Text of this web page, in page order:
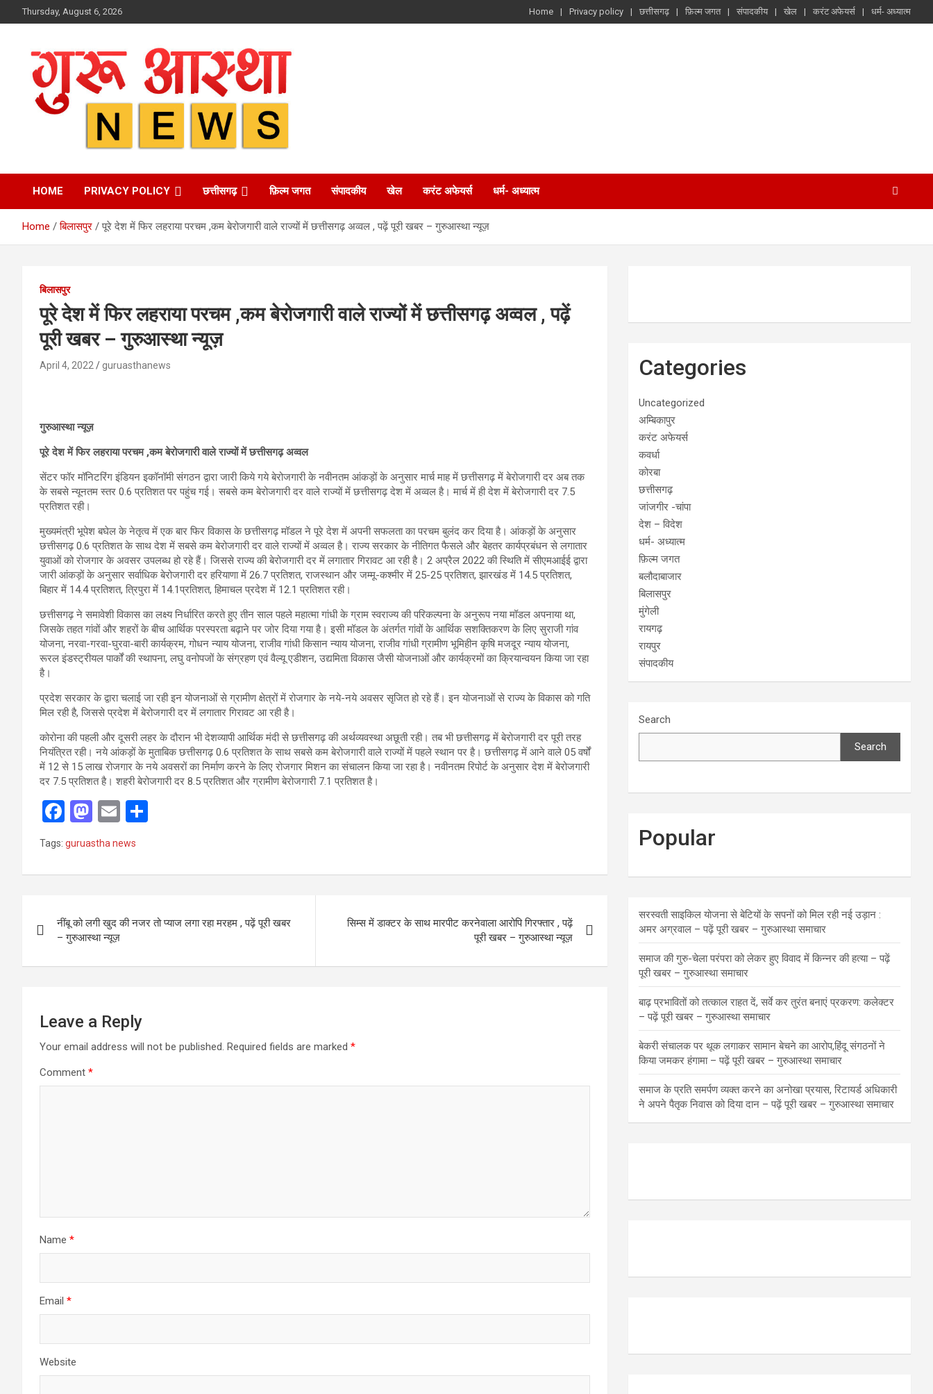
to
Thursday, August 6, 2026 Home Privacy policy छत्तीसगढ़ फ़िल्म जगत संपादकीय खेल करंट अफेयर्स धर्म- अध्यात्म
HOME PRIVACY POLICY छत्तीसगढ़ फ़िल्म जगत संपादकीय खेल करंट अफेयर्स धर्म- अध्यात्म
Home बिलासपुर पूरे देश में फिर लहराया परचम ,कम बेरोजगारी वाले राज्यों में छत्तीसगढ़ अव्वल , पढ़ें पूरी खबर – गुरुआस्था न्यूज़
बिलासपुर
पूरे देश में फिर लहराया परचम ,कम बेरोजगारी वाले राज्यों में छत्तीसगढ़ अव्वल , पढ़ें
पूरी खबर – गुरुआस्था न्यूज़
April 4, 2022 guruasthanews
गुरुआस्था न्यूज़
पूरे देश में फिर लहराया परचम ,कम बेरोजगारी वाले राज्यों में छत्तीसगढ़ अव्वल
सेंटर फॉर मॉनिटरिंग इंडियन इकॉनॉमी संगठन द्वारा जारी किये गये बेरोजगारी के नवीनतम आंकड़ों के अनुसार मार्च माह में छत्तीसगढ़ में बेरोजगारी दर अब तक
के सबसे न्यूनतम स्तर 0.6 प्रतिशत पर पहुंच गई। सबसे कम बेरोजगारी दर वाले राज्यों में छत्तीसगढ़ देश में अव्वल है। मार्च में ही देश में बेरोजगारी दर 7.5
प्रतिशत रही।
मुख्यमंत्री भूपेश बघेल के नेतृत्व में एक बार फिर विकास के छत्तीसगढ़ मॉडल ने पूरे देश में अपनी सफलता का परचम बुलंद कर दिया है। आंकड़ों के अनुसार
छत्तीसगढ़ 0.6 प्रतिशत के साथ देश में सबसे कम बेरोजगारी दर वाले राज्यों में अव्वल है। राज्य सरकार के नीतिगत फैसले और बेहतर कार्यप्रबंधन से लगातार
युवाओं को रोजगार के अवसर उपलब्ध हो रहे हैं। जिससे राज्य की बेरोजगारी दर में लगातार गिरावट आ रही है। 2 अप्रैल 2022 की स्थिति में सीएमआईई द्वारा
जारी आंकड़ों के अनुसार सर्वाधिक बेरोजगारी दर हरियाणा में 26.7 प्रतिशत, राजस्थान और जम्मू-कश्मीर में 25-25 प्रतिशत, झारखंड में 14.5 प्रतिशत,
बिहार में 14.4 प्रतिशत, त्रिपुरा में 14.1प्रतिशत, हिमाचल प्रदेश में 12.1 प्रतिशत रही।
छत्तीसगढ़ ने समावेशी विकास का लक्ष्य निर्धारित करते हुए तीन साल पहले महात्मा गांधी के ग्राम स्वराज्य की परिकल्पना के अनुरूप नया मॉडल अपनाया था,
जिसके तहत गांवों और शहरों के बीच आर्थिक परस्परता बढ़ाने पर जोर दिया गया है। इसी मॉडल के अंतर्गत गांवों के आर्थिक सशक्तिकरण के लिए सुराजी गांव
योजना, नरवा-गरवा-घुरवा-बारी कार्यक्रम, गोधन न्याय योजना, राजीव गांधी किसान न्याय योजना, राजीव गांधी ग्रामीण भूमिहीन कृषि मजदूर न्याय योजना,
रूरल इंडस्ट्रीयल पार्कों की स्थापना, लघु वनोपजों के संग्रहण एवं वैल्यू एडीशन, उद्यमिता विकास जैसी योजनाओं और कार्यक्रमों का क्रियान्वयन किया जा रहा
है।
प्रदेश सरकार के द्वारा चलाई जा रही इन योजनाओं से ग्रामीण क्षेत्रों में रोजगार के नये-नये अवसर सृजित हो रहे हैं। इन योजनाओं से राज्य के विकास को गति
मिल रही है, जिससे प्रदेश में बेरोजगारी दर में लगातार गिरावट आ रही है।
कोरोना की पहली और दूसरी लहर के दौरान भी देशव्यापी आर्थिक मंदी से छत्तीसगढ़ की अर्थव्यवस्था अछूती रही। तब भी छत्तीसगढ़ में बेरोजगारी दर पूरी तरह
नियंत्रित रही। नये आंकड़ों के मुताबिक छत्तीसगढ़ 0.6 प्रतिशत के साथ सबसे कम बेरोजगारी वाले राज्यों में पहले स्थान पर है। छत्तीसगढ़ में आने वाले 05 वर्षों
में 12 से 15 लाख रोजगार के नये अवसरों का निर्माण करने के लिए रोजगार मिशन का संचालन किया जा रहा है। नवीनतम रिपोर्ट के अनुसार देश में बेरोजगारी
दर 7.5 प्रतिशत है। शहरी बेरोजगारी दर 8.5 प्रतिशत और ग्रामीण बेरोजगारी 7.1 प्रतिशत है।
F
ce
b
o
k
M
a
o
o
n
E
e
Tags: guruastha news
navigation
नींबू को लगी खुद की नजर तो प्याज लगा रहा मरहम , पढ़ें पूरी खबर
– गुरुआस्था न्यूज़
सिम्स में डाक्टर के साथ मारपीट करनेवाला आरोपि गिरफ्तार , पढ़ें
पूरी खबर – गुरुआस्था न्यूज़
Leave a Reply
Your email address will not be published. Required fields are marked *
Comment *
Name *
Email *
Website
Categories
Uncategorized
अम्बिकापुर
करंट अफेयर्स
कवर्धा
कोरबा
छत्तीसगढ़
जांजगीर -चांपा
देश – विदेश
धर्म- अध्यात्म
फ़िल्म जगत
बलौदाबाजार
बिलासपुर
मुंगेली
रायगढ़
रायपुर
संपादकीय
Search
Search
Popular
सरस्वती साइकिल योजना से बेटियों के सपनों को मिल रही नई उड़ान :
अमर अग्रवाल – पढ़ें पूरी खबर – गुरुआस्था समाचार
समाज की गुरु-चेला परंपरा को लेकर हुए विवाद में किन्नर की हत्या – पढ़ें
पूरी खबर – गुरुआस्था समाचार
बाढ़ प्रभावितों को तत्काल राहत दें, सर्वे कर तुरंत बनाएं प्रकरण: कलेक्टर
– पढ़ें पूरी खबर – गुरुआस्था समाचार
बेकरी संचालक पर थूक लगाकर सामान बेचने का आरोप,हिंदू संगठनों ने
किया जमकर हंगामा – पढ़ें पूरी खबर – गुरुआस्था समाचार
समाज के प्रति समर्पण व्यक्त करने का अनोखा प्रयास, रिटायर्ड अधिकारी
ने अपने पैतृक निवास को दिया दान – पढ़ें पूरी खबर – गुरुआस्था समाचार